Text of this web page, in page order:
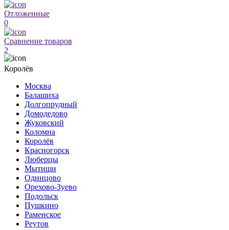
Отложенные
0
Сравнение товаров
2
Королёв
Москва
Балашиха
Долгопрудный
Домодедово
Жуковский
Коломна
Королёв
Красногорск
Люберцы
Мытищи
Одинцово
Орехово-Зуево
Подольск
Пушкино
Раменское
Реутов